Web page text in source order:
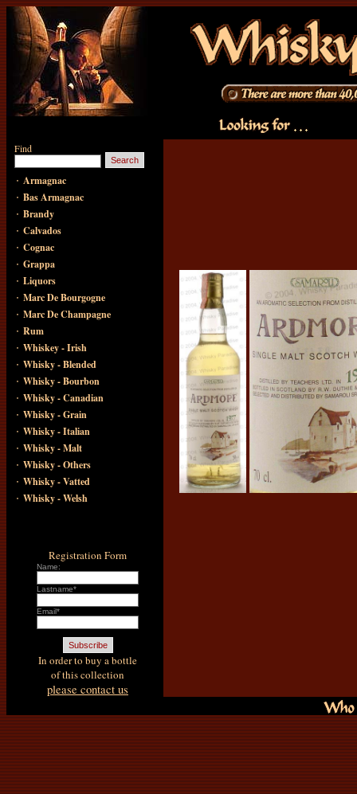
Find
· Armagnac
· Bas Armagnac
· Brandy
· Calvados
· Cognac
· Grappa
· Liquors
· Marc De Bourgogne
· Marc De Champagne
· Rum
· Whiskey - Irish
· Whisky - Blended
· Whisky - Bourbon
· Whisky - Canadian
· Whisky - Grain
· Whisky - Italian
· Whisky - Malt
· Whisky - Others
· Whisky - Vatted
· Whisky - Welsh
Registration Form
Name:
Lastname*
Email*
In order to buy a bottle
of this collection
please contact us